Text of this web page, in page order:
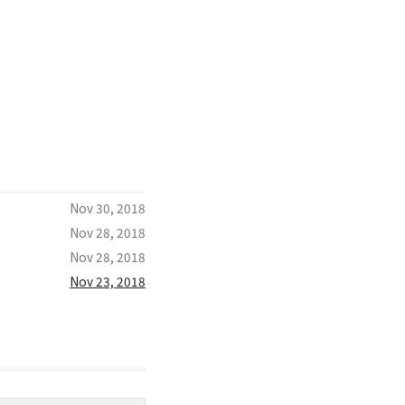
Nov 30, 2018
Nov 28, 2018
Nov 28, 2018
Nov 23, 2018